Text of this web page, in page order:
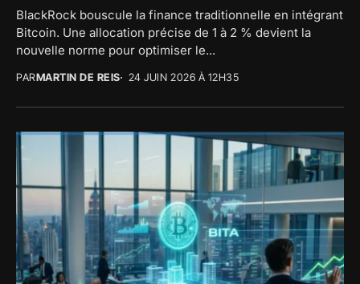
BlackRock bouscule la finance traditionnelle en intégrant
Bitcoin. Une allocation précise de 1 à 2 % devient la
nouvelle norme pour optimiser le...
PARMARTIN DE REIS 24 JUIN 2026 À 12H35